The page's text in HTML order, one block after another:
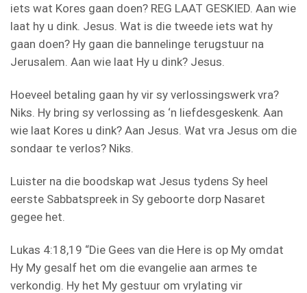
iets wat Kores gaan doen? REG LAAT GESKIED. Aan wie
laat hy u dink. Jesus. Wat is die tweede iets wat hy
gaan doen? Hy gaan die bannelinge terugstuur na
Jerusalem. Aan wie laat Hy u dink? Jesus.
Hoeveel betaling gaan hy vir sy verlossingswerk vra?
Niks. Hy bring sy verlossing as ‘n liefdesgeskenk. Aan
wie laat Kores u dink? Aan Jesus. Wat vra Jesus om die
sondaar te verlos? Niks.
Luister na die boodskap wat Jesus tydens Sy heel
eerste Sabbatspreek in Sy geboorte dorp Nasaret
gegee het.
Lukas 4:18,19 “Die Gees van die Here is op My omdat
Hy My gesalf het om die evangelie aan armes te
verkondig. Hy het My gestuur om vrylating vir